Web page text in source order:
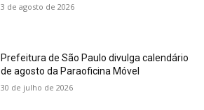
3 de agosto de 2026
Prefeitura de São Paulo divulga calendário
de agosto da Paraoficina Móvel
30 de julho de 2026